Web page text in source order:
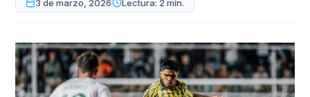
3 de marzo, 2026 Lectura: 2 min.